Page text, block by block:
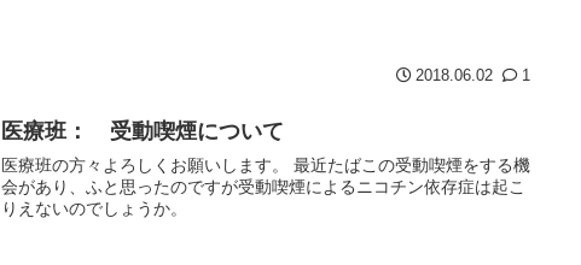
2018.06.02 1
医療班： 受動喫煙について
医療班の方々よろしくお願いします。 最近たばこの受動喫煙をする機
会があり、ふと思ったのですが受動喫煙によるニコチン依存症は起こ
りえないのでしょうか。